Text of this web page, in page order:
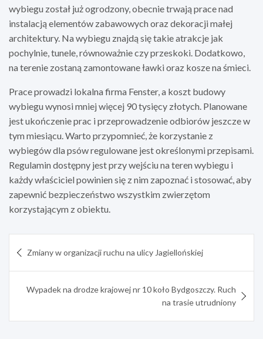
wybiegu został już ogrodzony, obecnie trwają prace nad
instalacją elementów zabawowych oraz dekoracji małej
architektury. Na wybiegu znajdą się takie atrakcje jak
pochylnie, tunele, równoważnie czy przeskoki. Dodatkowo,
na terenie zostaną zamontowane ławki oraz kosze na śmieci.
Prace prowadzi lokalna firma Fenster, a koszt budowy
wybiegu wynosi mniej więcej 90 tysięcy złotych. Planowane
jest ukończenie prac i przeprowadzenie odbiorów jeszcze w
tym miesiącu. Warto przypomnieć, że korzystanie z
wybiegów dla psów regulowane jest określonymi przepisami.
Regulamin dostępny jest przy wejściu na teren wybiegu i
każdy właściciel powinien się z nim zapoznać i stosować, aby
zapewnić bezpieczeństwo wszystkim zwierzętom
korzystającym z obiektu.
wpisu
Zmiany w organizacji ruchu na ulicy Jagiellońskiej
Wypadek na drodze krajowej nr 10 koło Bydgoszczy. Ruch
na trasie utrudniony